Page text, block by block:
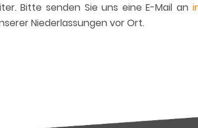
Bitte senden Sie uns eine E-Mail an
Niederlassungen vor Ort.